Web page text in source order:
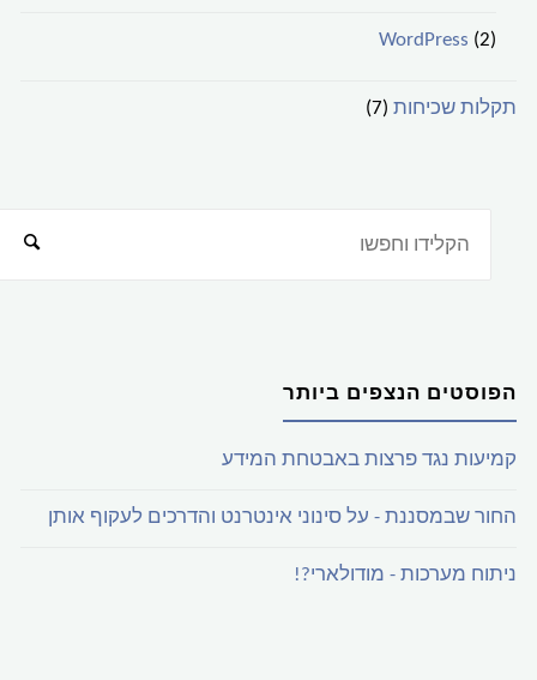
WordPress (2)
תקלות שכיחות (7)
הפוסטים הנצפים ביותר
קמיעות נגד פרצות באבטחת המידע
החור שבמסננת - על סינוני אינטרנט והדרכים לעקוף אותן
ניתוח מערכות - מודולארי?!